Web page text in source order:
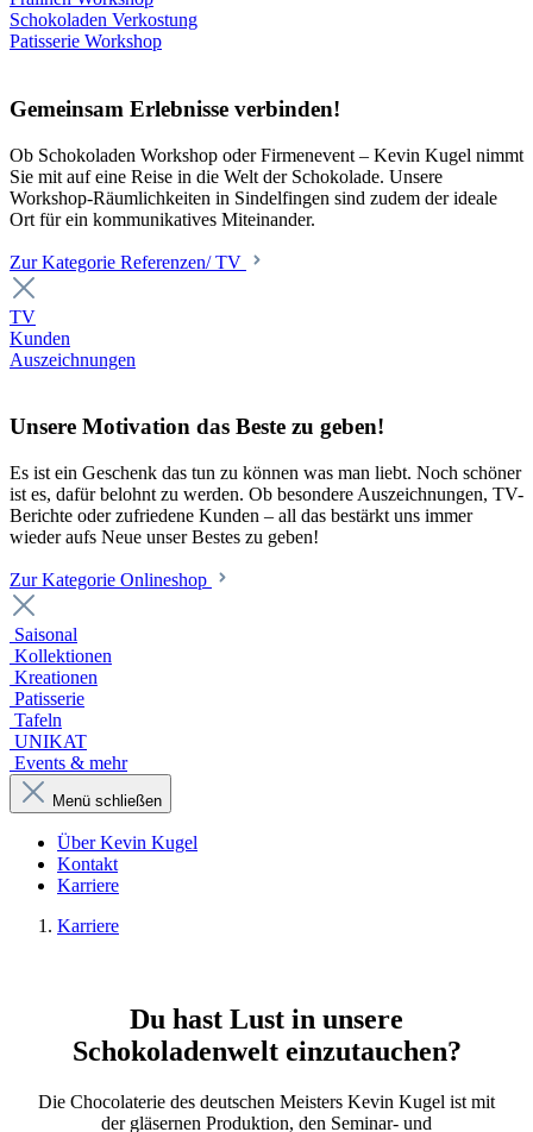
Schokoladen Verkostung
Patisserie Workshop
Gemeinsam Erlebnisse verbinden!
Ob Schokoladen Workshop oder Firmenevent – Kevin Kugel nimmt
Sie mit auf eine Reise in die Welt der Schokolade. Unsere
Workshop-Räumlichkeiten in Sindelfingen sind zudem der ideale
Ort für ein kommunikatives Miteinander.
Zur Kategorie Referenzen/ TV
TV
Kunden
Auszeichnungen
Unsere Motivation das Beste zu geben!
Es ist ein Geschenk das tun zu können was man liebt. Noch schöner
ist es, dafür belohnt zu werden. Ob besondere Auszeichnungen, TV-
Berichte oder zufriedene Kunden – all das bestärkt uns immer
wieder aufs Neue unser Bestes zu geben!
Zur Kategorie Onlineshop
Saisonal
Kollektionen
Kreationen
Patisserie
Tafeln
UNIKAT
Events & mehr
Menü schließen
Über Kevin Kugel
Kontakt
Karriere
Karriere
Du hast Lust in unsere
Schokoladenwelt einzutauchen?
Die Chocolaterie des deutschen Meisters Kevin Kugel ist mit
der gläsernen Produktion, den Seminar- und